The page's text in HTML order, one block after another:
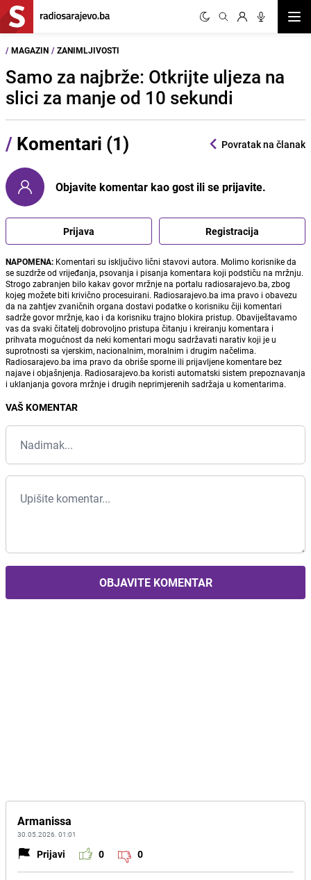
/ MAGAZIN / ZANIMLJIVOSTI
Samo za najbrže: Otkrijte uljeza na
slici za manje od 10 sekundi
/ Komentari (1) Povratak na članak
Objavite komentar kao gost ili se prijavite.
Prijava Registracija
NAPOMENA: Komentari su isključivo lični stavovi autora. Molimo korisnike da
se suzdrže od vrijeđanja, psovanja i pisanja komentara koji podstiču na mržnju.
Strogo zabranjen bilo kakav govor mržnje na portalu radiosarajevo.ba, zbog
kojeg možete biti krivično procesuirani. Radiosarajevo.ba ima pravo i obavezu
da na zahtjev zvaničnih organa dostavi podatke o korisniku čiji komentari
sadrže govor mržnje, kao i da korisniku trajno blokira pristup. Obaviještavamo
vas da svaki čitatelj dobrovoljno pristupa čitanju i kreiranju komentara i
prihvata mogućnost da neki komentari mogu sadržavati narativ koji je u
suprotnosti sa vjerskim, nacionalnim, moralnim i drugim načelima.
Radiosarajevo.ba ima pravo da obriše sporne ili prijavljene komentare bez
najave i objašnjenja. Radiosarajevo.ba koristi automatski sistem prepoznavanja
i uklanjanja govora mržnje i drugih neprimjerenih sadržaja u komentarima.
VAŠ KOMENTAR
OBJAVITE KOMENTAR
Armanissa
30.05.2026. 01:01
Prijavi 0 0